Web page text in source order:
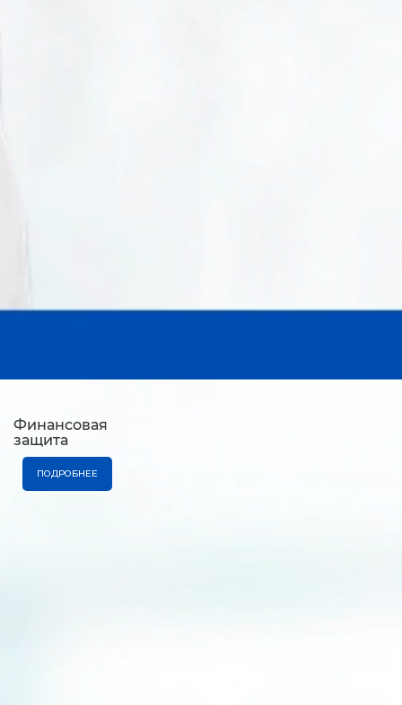
Финансовая
защита
ПОДРОБНЕЕ